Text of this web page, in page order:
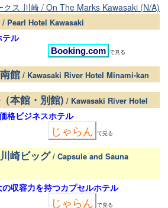
クス 川崎 / On The Marks Kawasaki (N/A)
/ Pearl Hotel Kawasaki
テル
Booking.com で見る
館 / Kawasaki River Hotel Minami-kan
本館・別館) / Kawasaki River Hotel
格ビジネスホテル
じゃらん で見る
崎ビッグ/ Capsule and Sauna
収容力を持つカプセルホテル
じゃらん で見る